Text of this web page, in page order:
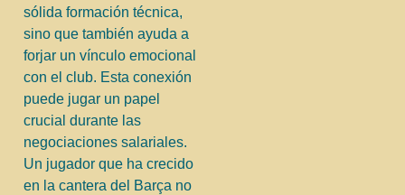
sólida formación técnica,
sino que también ayuda a
forjar un vínculo emocional
con el club. Esta conexión
puede jugar un papel
crucial durante las
negociaciones salariales.
Un jugador que ha crecido
en la cantera del Barça no